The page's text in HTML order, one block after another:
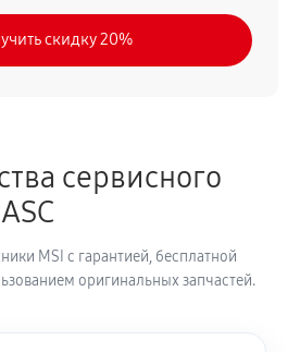
скидку 20%
сервисного
MSI с гарантией, бесплатной
оригинальных запчастей.